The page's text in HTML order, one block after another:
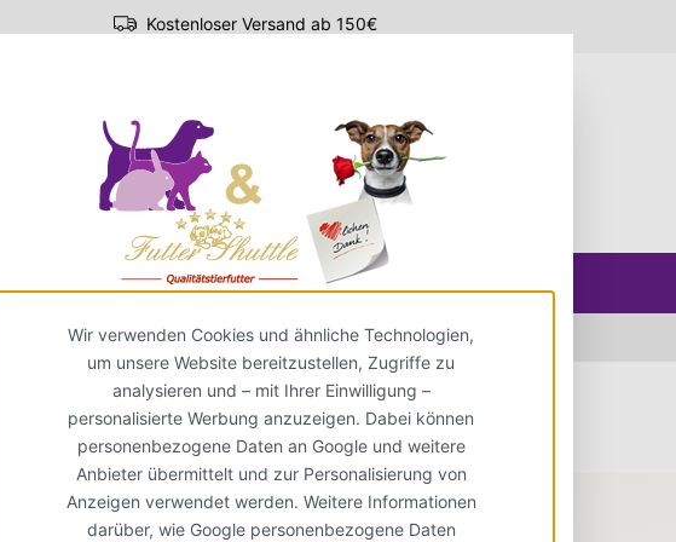
Kostenloser Versand ab 150€
Züchterservice
Wir verwenden Cookies und ähnliche Technologien,
um unsere Website bereitzustellen, Zugriffe zu
analysieren und – mit Ihrer Einwilligung –
personalisierte Werbung anzuzeigen. Dabei können
personenbezogene Daten an Google und weitere
Anbieter übermittelt und zur Personalisierung von
Anzeigen verwendet werden. Weitere Informationen
darüber, wie Google personenbezogene Daten